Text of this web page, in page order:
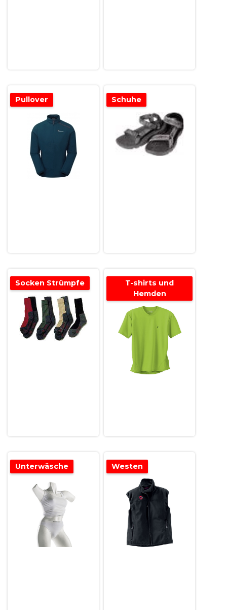
Pullover Schuhe
Socken Strümpfe
T-shirts und
Hemden
Unterwäsche Westen